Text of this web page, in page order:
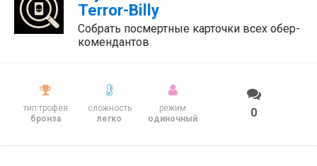
Terror-Billy
Собрать посмертные карточки всех обер-
комендантов
тип трофея
бронза
сложность
легко
режим
одиночный
0